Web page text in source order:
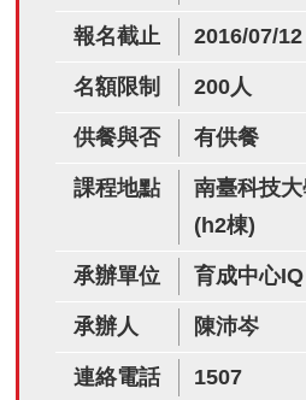
報名截止 2016/07/12
名額限制 200人
供餐與否 有供餐
課程地點
南臺科技
(h2棟)
承辦單位 育成中心
承辦人 陳沛岑
連絡電話 1507